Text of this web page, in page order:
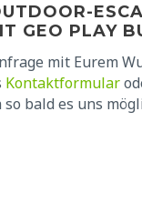
GEO PLAY
mit Eurem
Kontaktformular
bald es uns